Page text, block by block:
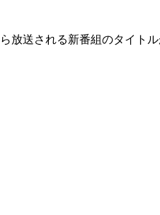
放送される新番組のタイト